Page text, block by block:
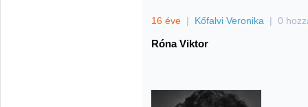
16 éve | Kőfalvi Veronika | 0
Róna Viktor